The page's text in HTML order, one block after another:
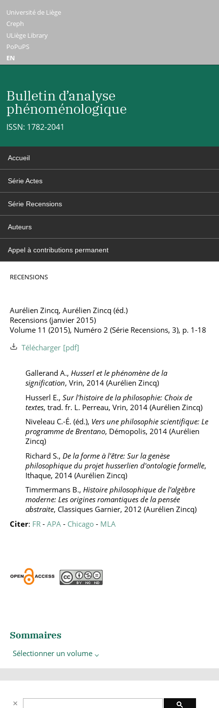
Université de Liège
Creph
ULiège Library
PoPuPS
EN
Bulletin d’analyse
phénoménologique
ISSN: 1782-2041
Accueil
Série Actes
Série Recensions
Auteurs
Appel à contributions permanent
RECENSIONS
Aurélien Zincq, Aurélien Zincq (éd.)
Recensions (janvier 2015)
Volume 11 (2015), Numéro 2 (Série Recensions, 3), p. 1-18
Télécharger
Gallerand A., Husserl et le phénomène de la
signification, Vrin, 2014 (Aurélien Zincq)
Husserl E., Sur l'histoire de la philosophie: Choix de
textes, trad. fr. L. Perreau, Vrin, 2014 (Aurélien Zincq)
Niveleau C.-É. (éd.), Vers une philosophie scientifique: Le
programme de Brentano, Démopolis, 2014 (Aurélien
Zincq)
Richard S., De la forme à l'être: Sur la genèse
philosophique du projet husserlien d'ontologie formelle,
Ithaque, 2014 (Aurélien Zincq)
Timmermans B., Histoire philosophique de l'algèbre
moderne: Les origines romantiques de la pensée
abstraite, Classiques Garnier, 2012 (Aurélien Zincq)
Citer: FR - APA - Chicago - MLA
Sommaires
Sélectionner un volume